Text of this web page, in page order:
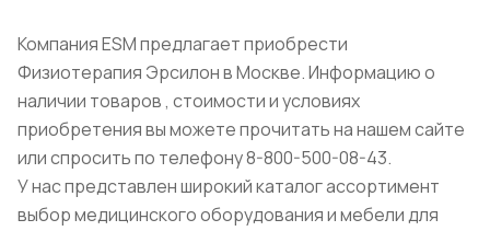
Компания ESM предлагает приобрести
Физиотерапия Эрсилон в Москве. Информацию о
наличии товаров , стоимости и условиях
приобретения вы можете прочитать на нашем сайте
или спросить по телефону 8-800-500-08-43.
У нас представлен широкий каталог ассортимент
выбор медицинского оборудования и мебели для